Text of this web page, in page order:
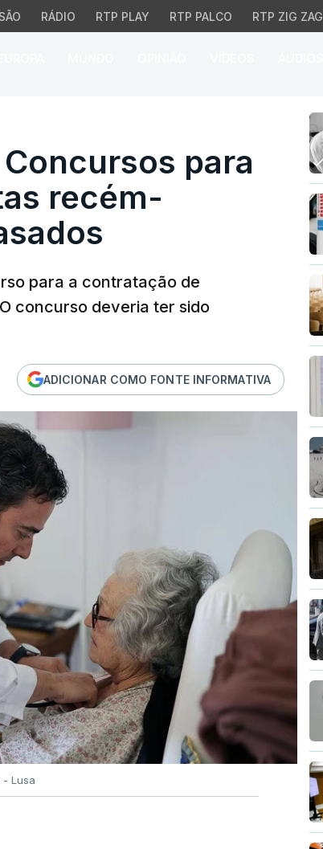
RÁDIO RTP PLAY RTP PALCO RTP ZIG ZAG
para
para
recém-
para a contratação de
concurso deveria ter sido
ADICIONAR COMO FONTE INFORMATIVA
- Lusa